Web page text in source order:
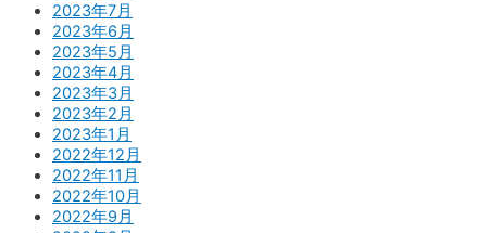
2023年7月
2023年6月
2023年5月
2023年4月
2023年3月
2023年2月
2023年1月
2022年12月
2022年11月
2022年10月
2022年9月